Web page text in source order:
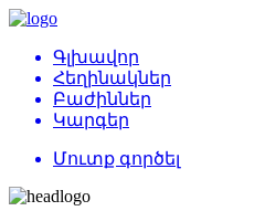
Գլխավոր
Հեղինակներ
Բաժիններ
Կարգեր
Մուտք գործել